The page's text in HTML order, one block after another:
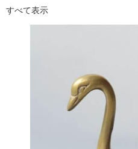
すべて表示